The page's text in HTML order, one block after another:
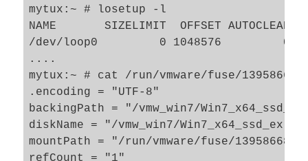
mytux:~ # losetup -l
NAME       SIZELIMIT  OFFSET
/dev/loop0         0 1048576         0  0 /
....
mytux:~ # cat /run/vmware/fuse/
.encoding = "UTF-8"
backingPath = "/vmw_win7/
diskName = "/vmw_win7/
mountPath = "/run/vmware/fuse/
refCount = "1"